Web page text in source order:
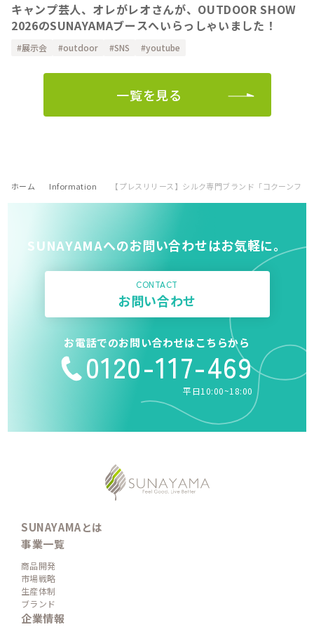
キャンプ芸人、オレがレオさんが、OUTDOOR SHOW
2026のSUNAYAMAブースへいらっしゃいました！
展示会 outdoor SNS youtube
一覧を見る
ホーム Information 【プレスリリース】シルク専門ブランド「コクーンフ
SUNAYAMAへのお問い合わせはお気軽に。
CONTACT
お問い合わせ
お電話でのお問い合わせはこちらから
0120-117-469
平日10:00~18:00
SUNAYAMAとは
事業一覧
商品開発
市場戦略
生産体制
ブランド
企業情報